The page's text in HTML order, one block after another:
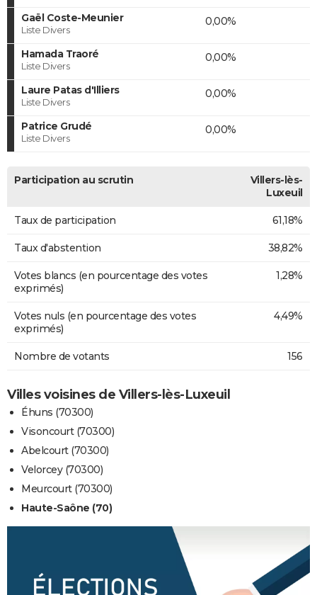
Gaël Coste-Meunier
Liste Divers
0,00%
Hamada Traoré
Liste Divers
0,00%
Laure Patas d'Illiers
Liste Divers
0,00%
Patrice Grudé
Liste Divers
0,00%
Participation au scrutin
Villers-lès-
Luxeuil
Taux de participation 61,18%
Taux d'abstention 38,82%
Votes blancs (en pourcentage des votes
exprimés)
1,28%
Votes nuls (en pourcentage des votes
exprimés)
4,49%
Nombre de votants 156
Villes voisines de Villers-lès-Luxeuil
Éhuns (70300)
Visoncourt (70300)
Abelcourt (70300)
Velorcey (70300)
Meurcourt (70300)
Haute-Saône (70)